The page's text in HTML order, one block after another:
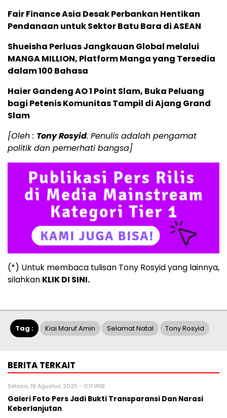
Fair Finance Asia Desak Perbankan Hentikan
Pendanaan untuk Sektor Batu Bara di ASEAN
Shueisha Perluas Jangkauan Global melalui
MANGA MILLION, Platform Manga yang Tersedia
dalam 100 Bahasa
Haier Gandeng AO 1 Point Slam, Buka Peluang
bagi Petenis Komunitas Tampil di Ajang Grand
Slam
[Oleh : Tony Rosyid. Penulis adalah pengamat
politik dan pemerhati bangsa]
(*) Untuk membaca tulisan Tony Rosyid yang lainnya,
silahkan KLIK DI SINI.
Tag : Kiai Maruf Amin Selamat Natal Tony Rosyid
BERITA TERKAIT
Selasa, 19 Agustus 2025 - 11:11 WIB
Galeri Foto Pers Jadi Bukti Transparansi Dan Narasi
Keberlanjutan